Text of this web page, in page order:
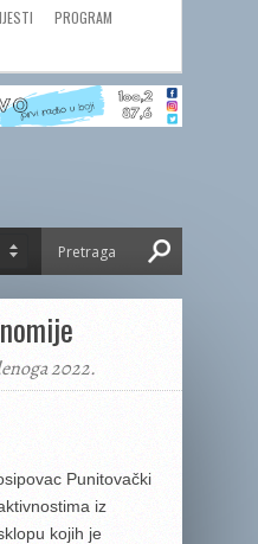
PROGRAM
2022.
Punitovački
iz
kojih je